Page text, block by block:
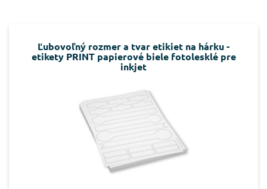
Ľubovoľný rozmer a tvar etikiet na hárku -
etikety PRINT papierové biele fotolesklé pre
inkjet